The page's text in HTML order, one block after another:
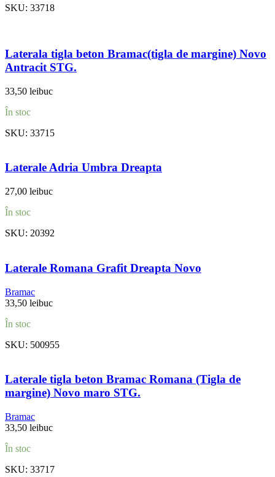
SKU: 33718
Laterala tigla beton Bramac(tigla de margine) Novo
Antracit STG.
33,50 leibuc
În stoc
SKU: 33715
Laterale Adria Umbra Dreapta
27,00 leibuc
În stoc
SKU: 20392
Laterale Romana Grafit Dreapta Novo
Bramac
33,50 leibuc
În stoc
SKU: 500955
Laterale tigla beton Bramac Romana (Tigla de
margine) Novo maro STG.
Bramac
33,50 leibuc
În stoc
SKU: 33717